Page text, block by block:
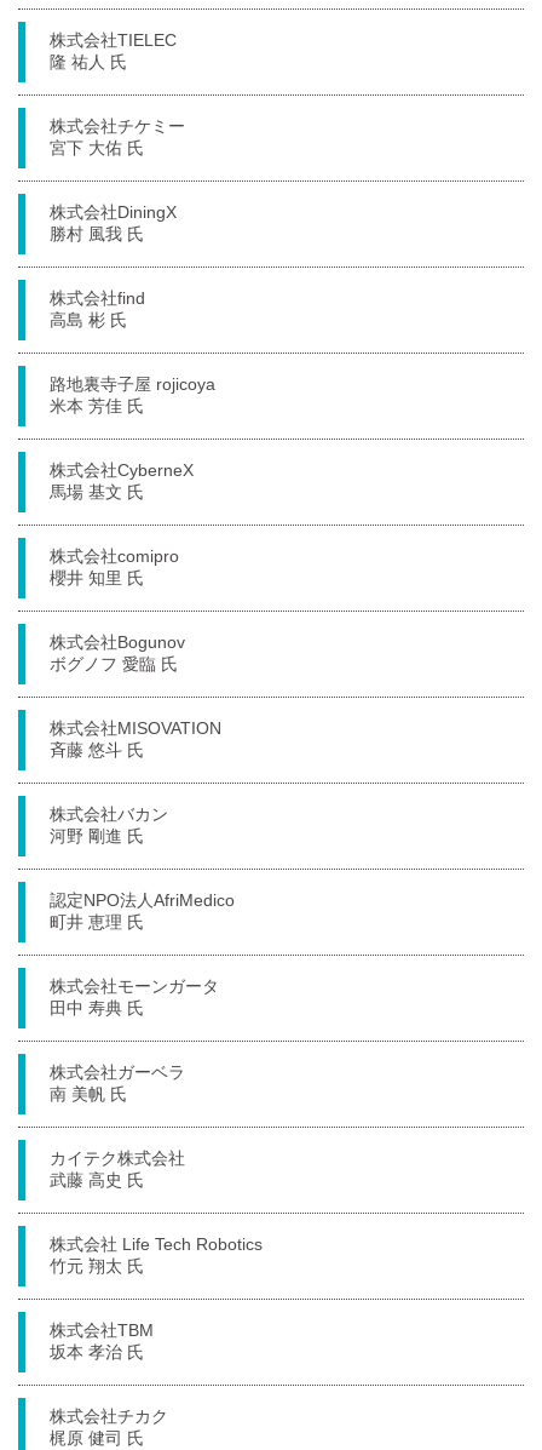
株式会社TIELEC
隆 祐人 氏
株式会社チケミー
宮下 大佑 氏
株式会社DiningX
勝村 風我 氏
株式会社find
高島 彬 氏
路地裏寺子屋 rojicoya
米本 芳佳 氏
株式会社CyberneX
馬場 基文 氏
株式会社comipro
櫻井 知里 氏
株式会社Bogunov
ボグノフ 愛臨 氏
株式会社MISOVATION
斉藤 悠斗 氏
株式会社バカン
河野 剛進 氏
認定NPO法人AfriMedico
町井 恵理 氏
株式会社モーンガータ
田中 寿典 氏
株式会社ガーベラ
南 美帆 氏
カイテク株式会社
武藤 高史 氏
株式会社 Life Tech Robotics
竹元 翔太 氏
株式会社TBM
坂本 孝治 氏
株式会社チカク
梶原 健司 氏